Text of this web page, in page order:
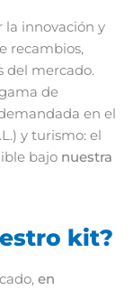
la innovación y
recambios,
del mercado.
de
en el
L.) y turismo: el
bajo nuestra
kit?
en